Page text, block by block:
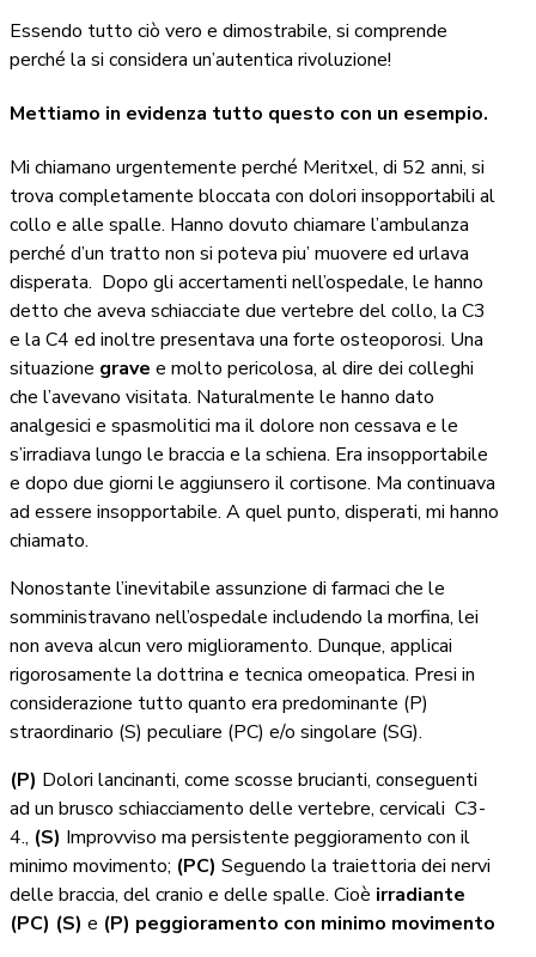
Essendo tutto ciò vero e dimostrabile, si comprende
perché la si considera un’autentica rivoluzione!
Mettiamo in evidenza tutto questo con un esempio.
Mi chiamano urgentemente perché Meritxel, di 52 anni, si
trova completamente bloccata con dolori insopportabili al
collo e alle spalle. Hanno dovuto chiamare l’ambulanza
perché d’un tratto non si poteva piu’ muovere ed urlava
disperata. Dopo gli accertamenti nell’ospedale, le hanno
detto che aveva schiacciate due vertebre del collo, la C3
e la C4 ed inoltre presentava una forte osteoporosi. Una
situazione grave e molto pericolosa, al dire dei colleghi
che l’avevano visitata. Naturalmente le hanno dato
analgesici e spasmolitici ma il dolore non cessava e le
s’irradiava lungo le braccia e la schiena. Era insopportabile
e dopo due giorni le aggiunsero il cortisone. Ma continuava
ad essere insopportabile. A quel punto, disperati, mi hanno
chiamato.
Nonostante l’inevitabile assunzione di farmaci che le
somministravano nell’ospedale includendo la morfina, lei
non aveva alcun vero miglioramento. Dunque, applicai
rigorosamente la dottrina e tecnica omeopatica. Presi in
considerazione tutto quanto era predominante (P)
straordinario (S) peculiare (PC) e/o singolare (SG).
(P) Dolori lancinanti, come scosse brucianti, conseguenti
ad un brusco schiacciamento delle vertebre, cervicali C3-
4., (S) Improvviso ma persistente peggioramento con il
minimo movimento; (PC) Seguendo la traiettoria dei nervi
delle braccia, del cranio e delle spalle. Cioè irradiante
(PC) (S) e (P) peggioramento con minimo movimento